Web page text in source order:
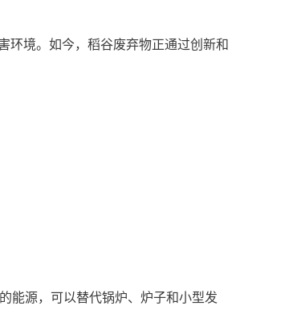
环境。如今，稻谷废弃物正通过创新和
能源，可以替代锅炉、炉子和小型发